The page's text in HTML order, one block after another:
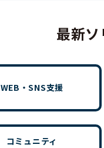
最新
WEB・SNS支援
コミュニティ